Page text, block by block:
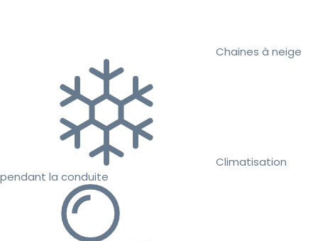
Chaines à neige
Climatisation
pendant la conduite